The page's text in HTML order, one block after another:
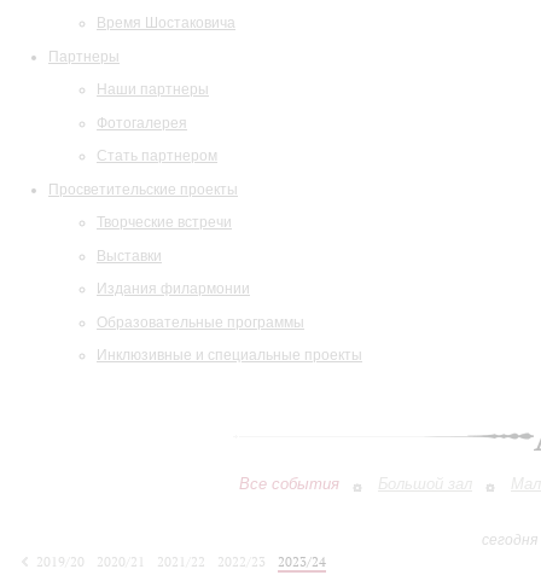
Время Шостаковича
Партнеры
Наши партнеры
Фотогалерея
Стать партнером
Просветительские проекты
Творческие встречи
Выставки
Издания филармонии
Образовательные программы
Инклюзивные и специальные проекты
Все события Большой зал
2019/20
2020/21 2021/22 2022/23
2023/24